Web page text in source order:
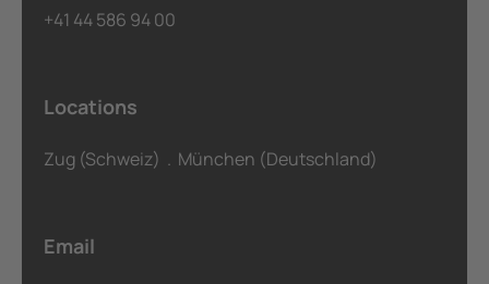
+41 44 586 94 00
Locations
Zug (Schweiz) . München (Deutschland)
Email